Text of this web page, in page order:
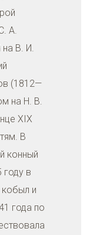
А.
В. И.
(1812—
на Н. В.
XIX
В
конный
в
и
года по